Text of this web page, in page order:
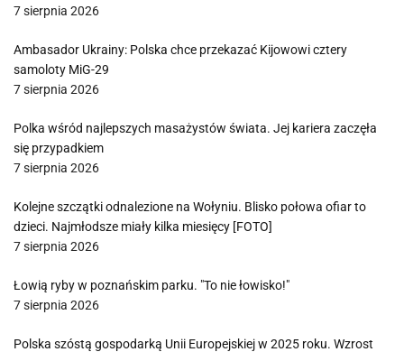
7 sierpnia 2026
Ambasador Ukrainy: Polska chce przekazać Kijowowi cztery
samoloty MiG-29
7 sierpnia 2026
Polka wśród najlepszych masażystów świata. Jej kariera zaczęła
się przypadkiem
7 sierpnia 2026
Kolejne szczątki odnalezione na Wołyniu. Blisko połowa ofiar to
dzieci. Najmłodsze miały kilka miesięcy [FOTO]
7 sierpnia 2026
Łowią ryby w poznańskim parku. "To nie łowisko!"
7 sierpnia 2026
Polska szóstą gospodarką Unii Europejskiej w 2025 roku. Wzrost